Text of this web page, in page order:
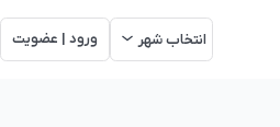
انتخاب شهر ورود | عضویت